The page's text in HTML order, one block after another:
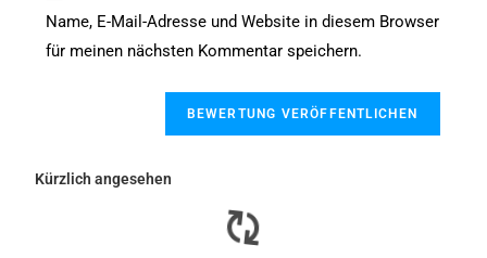
Name, E-Mail-Adresse und Website in diesem Browser
für meinen nächsten Kommentar speichern.
Kürzlich angesehen